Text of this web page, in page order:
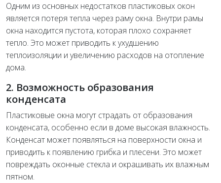
Одним из основных недостатков пластиковых окон
является потеря тепла через раму окна. Внутри рамы
окна находится пустота, которая плохо сохраняет
тепло. Это может приводить к ухудшению
теплоизоляции и увеличению расходов на отопление
дома.
2. Возможность образования
конденсата
Пластиковые окна могут страдать от образования
конденсата, особенно если в доме высокая влажность.
Конденсат может появляться на поверхности окна и
приводить к появлению грибка и плесени. Это может
повреждать оконные стекла и окрашивать их влажным
пятном.